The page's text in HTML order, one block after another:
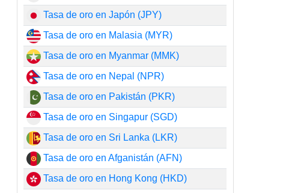
Tasa de oro en Japón (JPY)
Tasa de oro en Malasia (MYR)
Tasa de oro en Myanmar (MMK)
Tasa de oro en Nepal (NPR)
Tasa de oro en Pakistán (PKR)
Tasa de oro en Singapur (SGD)
Tasa de oro en Sri Lanka (LKR)
Tasa de oro en Afganistán (AFN)
Tasa de oro en Hong Kong (HKD)